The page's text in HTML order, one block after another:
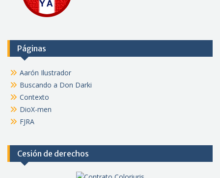
Páginas
Aarón Ilustrador
Buscando a Don Darki
Contexto
DioX-men
FJRA
Cesión de derechos